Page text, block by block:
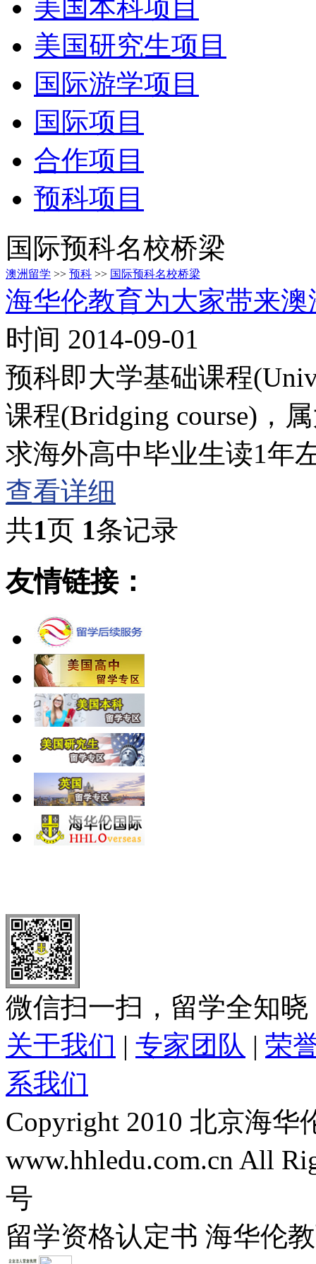
美国本科项目
美国研究生项目
国际游学项目
国际项目
合作项目
预科项目
国际预科名校桥梁
澳洲留学 >> 预科 >> 国际预科名校桥梁
海华伦教育为大家带来
时间 2014-09-01
预科即大学基础课程
课程(Bridging course)，
求海外高中毕业生读1年
查看详细
共1页 1条记录
友情链接：
微信扫一扫，留学全知晓
关于我们 | 专家团队 | 荣
系我们
Copyright 2010 北京海
www.hhledu.com.cn All
号
留学资格认定书 海华伦